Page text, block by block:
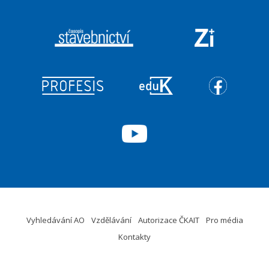
Vyhledávání AO Vzdělávání Autorizace ČKAIT
Pro média
Kontakty